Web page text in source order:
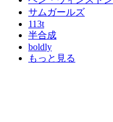
サムガールズ
113t
半合成
boldly
もっと見る